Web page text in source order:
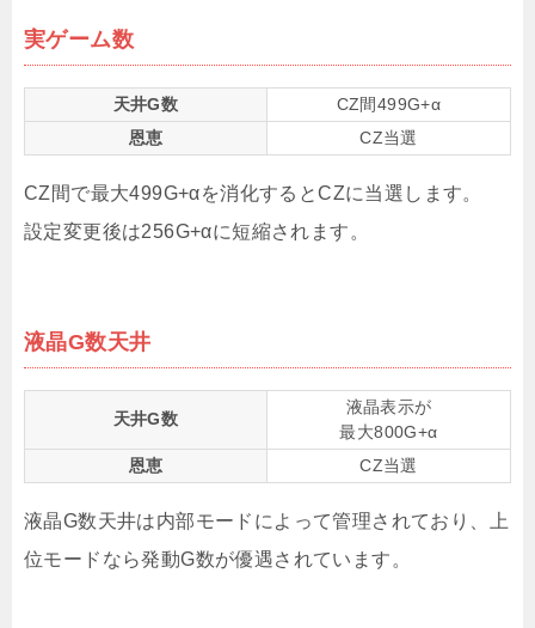
実ゲーム数
天井G数
CZ間499G+α
恩恵
CZ当選
CZ間で最大499G+αを消化するとCZに当選します。
設定変更後は256G+αに短縮されます。
液晶G数天井
天井G数
液晶表示が
最大800G+α
恩恵
CZ当選
液晶G数天井は内部モードによって管理されており、上
位モードなら発動G数が優遇されています。